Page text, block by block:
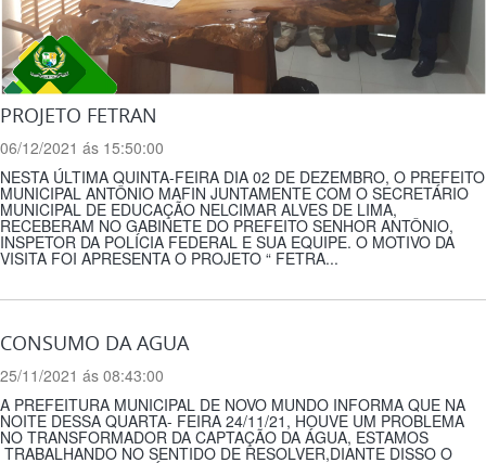
PROJETO FETRAN
06/12/2021 ás 15:50:00
NESTA ÚLTIMA QUINTA-FEIRA DIA 02 DE DEZEMBRO, O PREFEITO
MUNICIPAL ANTÔNIO MAFIN JUNTAMENTE COM O SECRETÁRIO
MUNICIPAL DE EDUCAÇÃO NELCIMAR ALVES DE LIMA,
RECEBERAM NO GABINETE DO PREFEITO SENHOR ANTÔNIO,
INSPETOR DA POLÍCIA FEDERAL E SUA EQUIPE. O MOTIVO DA
VISITA FOI APRESENTA O PROJETO “ FETRA...
CONSUMO DA AGUA
25/11/2021 ás 08:43:00
A PREFEITURA MUNICIPAL DE NOVO MUNDO INFORMA QUE NA
NOITE DESSA QUARTA- FEIRA 24/11/21, HOUVE UM PROBLEMA
NO TRANSFORMADOR DA CAPTAÇÃO DA ÁGUA, ESTAMOS
TRABALHANDO NO SENTIDO DE RESOLVER,DIANTE DISSO O